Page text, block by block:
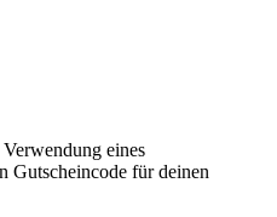
eines
Gutscheincode für deinen